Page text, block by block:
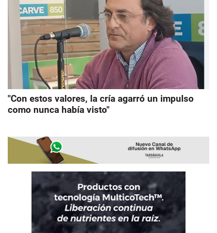
"Con estos valores, la cría agarró un impulso
como nunca había visto"